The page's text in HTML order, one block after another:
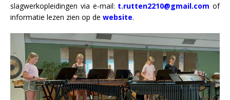
slagwerkopleidingen via e-mail: t.rutten2210@gmail.com of
informatie lezen zien op de website.